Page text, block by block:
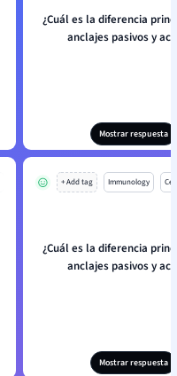
¿Cuál es la diferencia
anclajes pasivos y
Mostrar respuesta
+ Add tag Immunology
¿Cuál es la diferencia
anclajes pasivos y
Mostrar respuesta